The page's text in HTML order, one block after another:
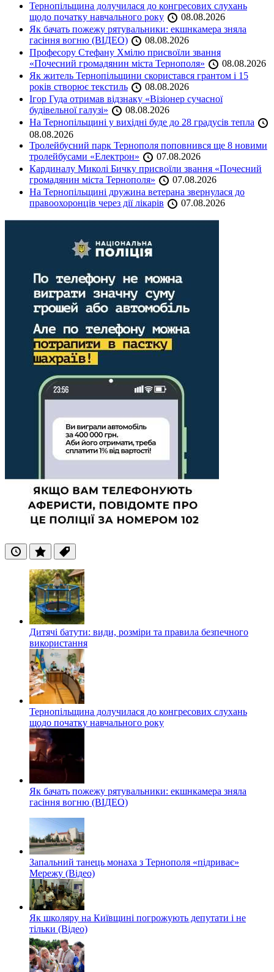
Тернопільщина долучилася до конгресових слухань
щодо початку навчального року
08.08.2026
Як бачать пожежу рятувальники: екшнкамера зняла
гасіння вогню (ВІДЕО)
08.08.2026
Професору Стефану Хмілю присвоїли звання
«Почесний громадянин міста Тернополя»
08.08.2026
Як житель Тернопільщини скористався грантом і 15
років створює текстиль
08.08.2026
Ігор Гуда отримав відзнаку «Візіонер сучасної
будівельної галузі»
08.08.2026
На Тернопільщині у вихідні буде до 28 градусів тепла
08.08.2026
Тролейбусний парк Тернополя поповнився ще 8 новими
тролейбусами «Електрон»
07.08.2026
Кардиналу Миколі Бичку присвоїли звання «Почесний
громадянин міста Тернополя»
07.08.2026
На Тернопільщині дружина ветерана звернулася до
правоохоронців через дії лікарів
07.08.2026
ОстанніПопулярні
Теги
Дитячі батути: види, розміри та правила безпечного
використання
Тернопільщина долучилася до конгресових слухань
щодо початку навчального року
Як бачать пожежу рятувальники: екшнкамера зняла
гасіння вогню (ВІДЕО)
Запальний танець монаха з Тернополя «підриває»
Мережу (Відео)
Як школяру на Київщині погрожують депутати і не
тільки (Відео)